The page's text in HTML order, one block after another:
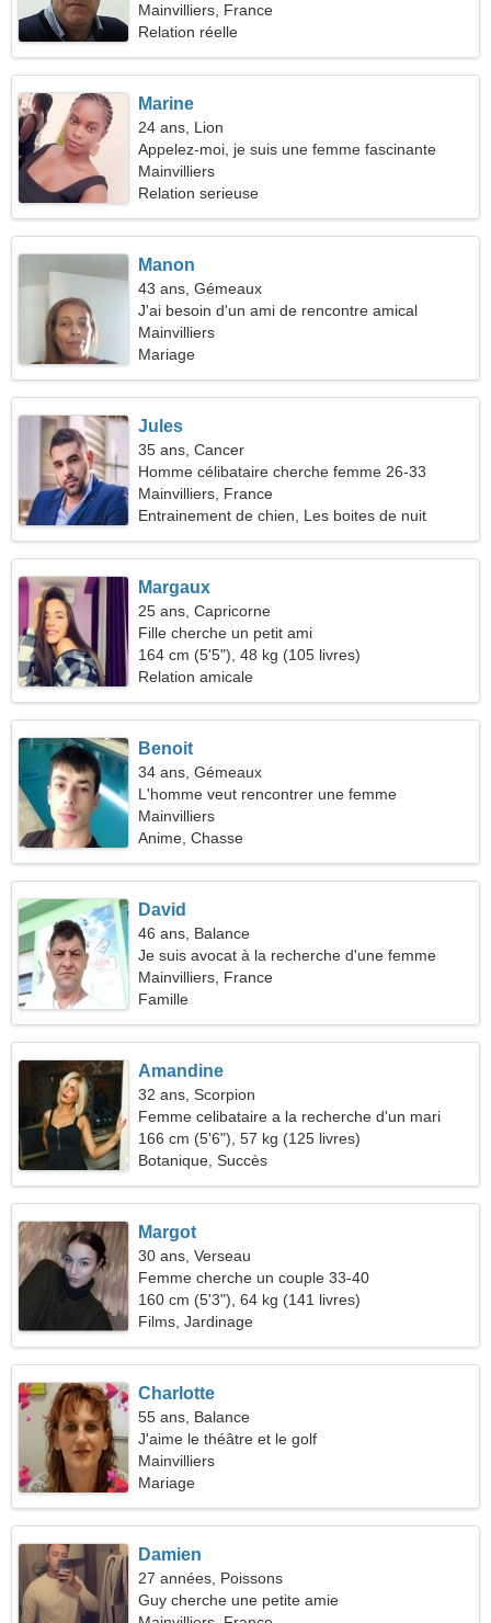
Mainvilliers, France
Relation réelle
Marine
24 ans, Lion
Appelez-moi, je suis une femme fascinante
Mainvilliers
Relation serieuse
Manon
43 ans, Gémeaux
J'ai besoin d'un ami de rencontre amical
Mainvilliers
Mariage
Jules
35 ans, Cancer
Homme célibataire cherche femme 26-33
Mainvilliers, France
Entrainement de chien, Les boites de nuit
Margaux
25 ans, Capricorne
Fille cherche un petit ami
164 cm (5'5"), 48 kg (105 livres)
Relation amicale
Benoit
34 ans, Gémeaux
L'homme veut rencontrer une femme
Mainvilliers
Anime, Chasse
David
46 ans, Balance
Je suis avocat à la recherche d'une femme
romantique
Mainvilliers, France
Famille
Amandine
32 ans, Scorpion
Femme celibataire a la recherche d'un mari
166 cm (5'6"), 57 kg (125 livres)
Botanique, Succès
Margot
30 ans, Verseau
Femme cherche un couple 33-40
160 cm (5'3"), 64 kg (141 livres)
Films, Jardinage
Charlotte
55 ans, Balance
J'aime le théâtre et le golf
Mainvilliers
Mariage
Damien
27 années, Poissons
Guy cherche une petite amie